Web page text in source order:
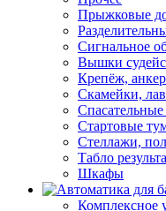
Прыжковые
Cигнальное
Вышки
Крепёж,
Скамейки,
Спасательные
Стартовые
Стеллажи,
Табло
Шкафы
Комплексное